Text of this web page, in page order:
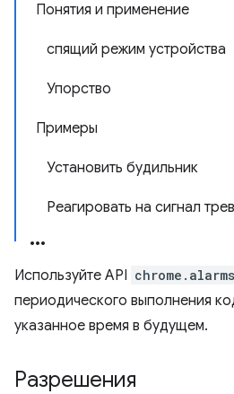
Понятия и применение
спящий режим устройства
Упорство
Примеры
Установить будильник
Реагировать на сигнал
Используйте API chrome.alarms
периодического выполнения
указанное время в будущем.
Разрешения